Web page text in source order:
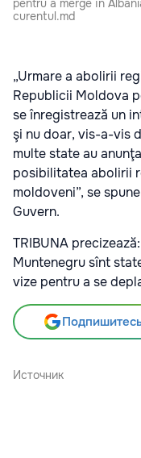
pentru a merge în
curentul.md
„Urmare a abolirii
Republicii Moldova
se înregistrează un
şi nu doar, vis-a-vis
multe state au
posibilitatea abolirii
moldoveni”, se
Guvern.
TRIBUNA
Muntenegru sînt
vize pentru a se
Источник